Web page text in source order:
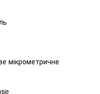
мікрометричне